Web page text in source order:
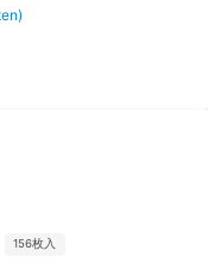
156枚入